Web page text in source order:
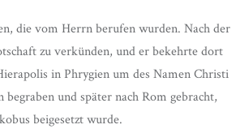
die vom Herrn berufen wurden. Nach der
zu verkünden, und er bekehrte dort
in Phrygien um des Namen Christi
und später nach Rom gebracht,
beigesetzt wurde.